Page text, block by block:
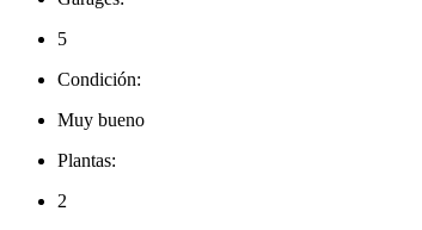
5
Condición:
Muy bueno
Plantas:
2